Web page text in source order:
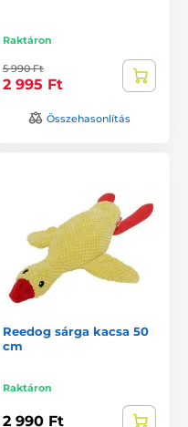
Raktáron
5 990 Ft
2 995 Ft
Összehasonlítás
Reedog sárga kacsa 50
cm
Raktáron
2 990 Ft